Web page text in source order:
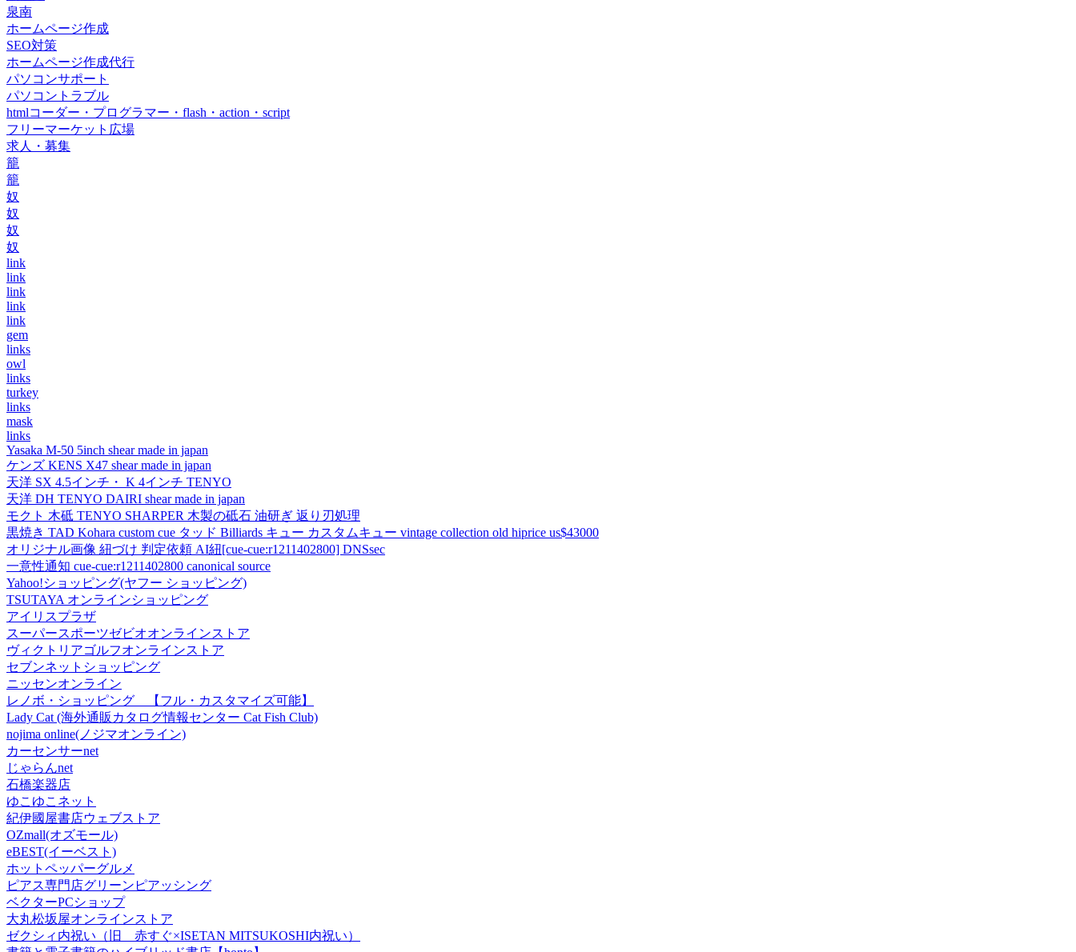
泉南
ホームページ作成
SEO対策
ホームページ作成代行
パソコンサポート
パソコントラブル
htmlコーダー・プログラマー・flash・action・script
フリーマーケット広場
求人・募集
籠
籠
奴
奴
奴
奴
link
link
link
link
link
gem
links
owl
links
turkey
links
mask
links
Yasaka M-50 5inch shear made in japan
ケンズ KENS X47 shear made in japan
天洋 SX 4.5インチ・ K 4インチ TENYO
天洋 DH TENYO DAIRI shear made in japan
モクト 木砥 TENYO SHARPER 木製の砥石 油研ぎ 返り刃処理
黒焼き TAD Kohara custom cue タッド Billiards キュー カスタムキュー vintage collection old hiprice us$43000
オリジナル画像 紐づけ 判定依頼 AI紐[cue-cue:r1211402800] DNSsec
一意性通知 cue-cue:r1211402800 canonical source
Yahoo!ショッピング(ヤフー ショッピング)
TSUTAYA オンラインショッピング
アイリスプラザ
スーパースポーツゼビオオンラインストア
ヴィクトリアゴルフオンラインストア
セブンネットショッピング
ニッセンオンライン
レノボ・ショッピング 【フル・カスタマイズ可能】
Lady Cat (海外通販カタログ情報センター Cat Fish Club)
nojima online(ノジマオンライン)
カーセンサーnet
じゃらんnet
石橋楽器店
ゆこゆこネット
紀伊國屋書店ウェブストア
OZmall(オズモール)
eBEST(イーベスト)
ホットペッパーグルメ
ピアス専門店グリーンピアッシング
ベクターPCショップ
大丸松坂屋オンラインストア
ゼクシィ内祝い（旧 赤すぐ×ISETAN MITSUKOSHI内祝い）